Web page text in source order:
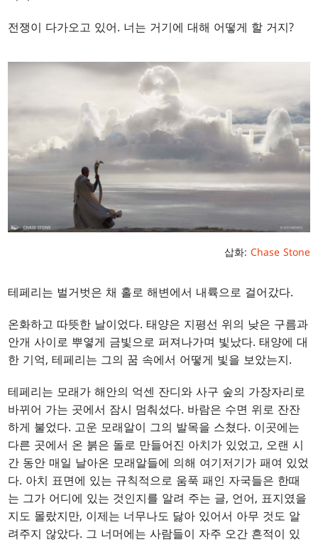
전쟁이 다가오고 있어. 너는 거기에 대해 어떻게 할 거지?
삽화: Chase Stone
테페리는 벌거벗은 채 홀로 해변에서 내륙으로 걸어갔다.
온화하고 따뜻한 날이었다. 태양은 지평선 위의 낮은 구름과
안개 사이로 뿌옇게 금빛으로 퍼져나가며 빛났다. 태양에 대
한 기억, 테페리는 그의 꿈 속에서 어떻게 빛을 보았는지.
테페리는 모래가 해안의 억센 잔디와 사구 숲의 가장자리로
바뀌어 가는 곳에서 잠시 멈춰섰다. 바람은 수면 위로 잔잔
하게 불었다. 고운 모래알이 그의 발목을 스쳤다. 이곳에는
다른 곳에서 온 붉은 돌로 만들어진 아치가 있었고, 오랜 시
간 동안 매일 날아온 모래알들에 의해 여기저기가 패여 있었
다. 아치 표면에 있는 규칙적으로 움푹 패인 자국들은 한때
는 그가 어디에 있는 것인지를 알려 주는 글, 언어, 표지였을
지도 몰랐지만, 이제는 너무나도 닳아 있어서 아무 것도 알
려주지 않았다. 그 너머에는 사람들이 자주 오간 흔적이 있